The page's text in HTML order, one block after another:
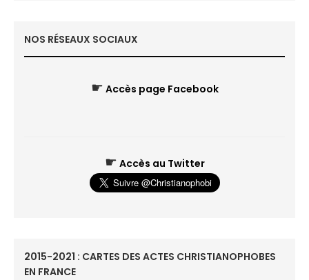
NOS RÉSEAUX SOCIAUX
☛ Accès page Facebook
☛ Accès au Twitter
2015-2021 : CARTES DES ACTES CHRISTIANOPHOBES
EN FRANCE